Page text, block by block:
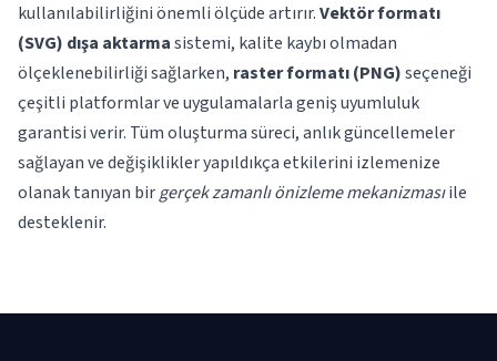
kullanılabilirliğini önemli ölçüde artırır.Vektör formatı
(SVG) dışa aktarmasistemi, kalite kaybı olmadan
ölçeklenebilirliği sağlarken, raster formatı (PNG)seçeneği
çeşitli platformlar ve uygulamalarla geniş uyumluluk
garantisi verir. Tüm oluşturma süreci, anlık güncellemeler
sağlayan ve değişiklikler yapıldıkça etkilerini izlemenize
olanak tanıyan birgerçek zamanlı önizleme mekanizmasıile
desteklenir.